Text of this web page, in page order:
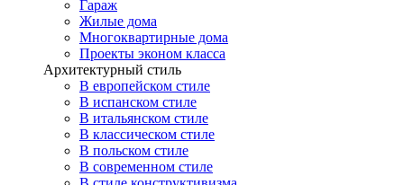
Гараж
Жилые дома
Многоквартирные дома
Проекты эконом класса
Архитектурный стиль
В европейском стиле
В испанском стиле
В итальянском стиле
В классическом стиле
В польском стиле
В современном стиле